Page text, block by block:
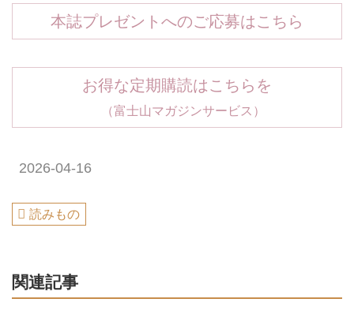
本誌プレゼントへのご応募はこちら
お得な定期購読はこちらを
（富士山マガジンサービス）
2026-04-16
読みもの
関連記事